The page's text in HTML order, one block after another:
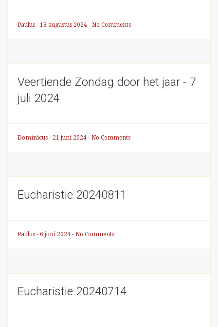
Paulus - 18 augustus 2024 - No Comments
Veertiende Zondag door het jaar - 7
juli 2024
Dominicus - 21 juni 2024 - No Comments
Eucharistie 20240811
Paulus - 6 juni 2024 - No Comments
Eucharistie 20240714